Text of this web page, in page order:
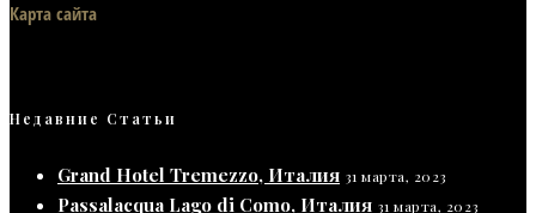
Карта сайта
Недавние Статьи
Grand Hotel Tremezzo, Италия 31 марта, 2023
Passalacqua Lago di Como, Италия 31 марта, 2023